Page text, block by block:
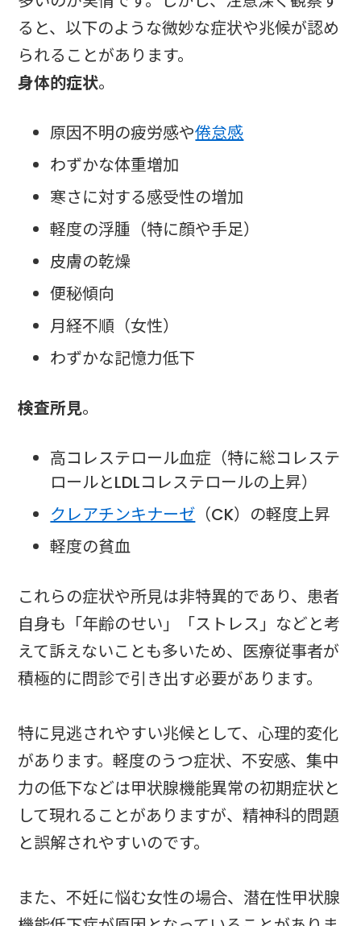
ると、以下のような微妙な症状や兆候が認め
られることがあります。
身体的症状。
原因不明の疲労感や倦怠感
わずかな体重増加
寒さに対する感受性の増加
軽度の浮腫（特に顔や手足）
皮膚の乾燥
便秘傾向
月経不順（女性）
わずかな記憶力低下
検査所見。
高コレステロール血症（特に総コレステ
ロールとLDLコレステロールの上昇）
クレアチンキナーゼ （CK）の軽度上昇
軽度の貧血
これらの症状や所見は非特異的であり、患者
自身も「年齢のせい」「ストレス」などと考
えて訴えないことも多いため、医療従事者が
積極的に問診で引き出す必要があります。
特に見逃されやすい兆候として、心理的変化
があります。軽度のうつ症状、不安感、集中
力の低下などは甲状腺機能異常の初期症状と
して現れることがありますが、精神科的問題
と誤解されやすいのです。
また、不妊に悩む女性の場合、潜在性甲状腺